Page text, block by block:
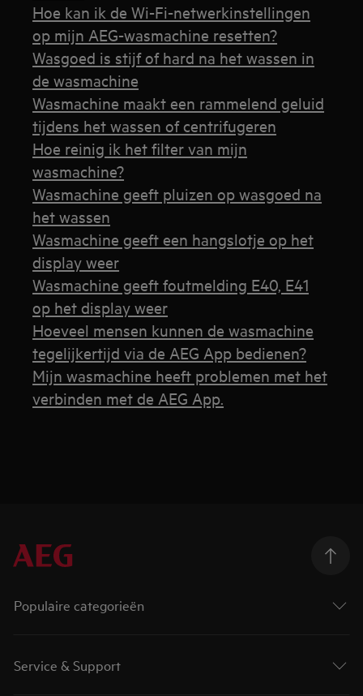
Hoe kan ik de Wi-Fi-netwerkinstellingen
op mijn AEG-wasmachine resetten?
Wasgoed is stijf of hard na het wassen in
de wasmachine
Wasmachine maakt een rammelend geluid
tijdens het wassen of centrifugeren
Hoe reinig ik het filter van mijn
wasmachine?
Wasmachine geeft pluizen op wasgoed na
het wassen
Wasmachine geeft een hangslotje op het
display weer
Wasmachine geeft foutmelding E40, E41
op het display weer
Hoeveel mensen kunnen de wasmachine
tegelijkertijd via de AEG App bedienen?
Mijn wasmachine heeft problemen met het
verbinden met de AEG App.
Populaire categorieën
Service & Support